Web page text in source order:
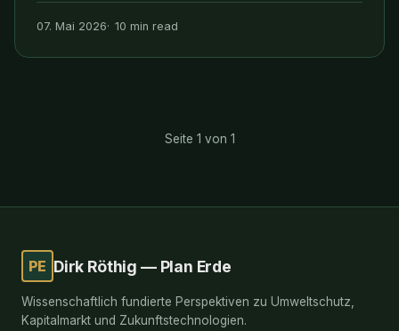
07. Mai 2026 10 min read
Seite 1 von 1
PE Dirk Röthig — Plan Erde
Wissenschaftlich fundierte Perspektiven zu Umweltschutz,
Kapitalmarkt und Zukunftstechnologien.